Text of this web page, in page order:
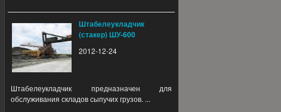
Штабелеукладчик
(стакер) ШУ-600
Штабелеукладчик предназначен для
обслуживания складов сыпучих грузов. ...
2012-12-24